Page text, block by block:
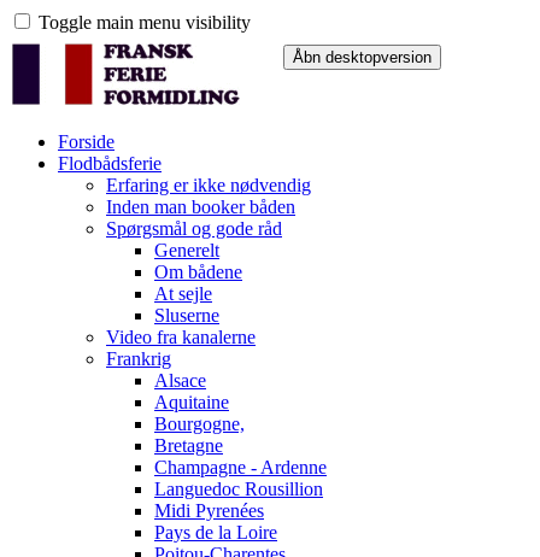
Toggle main menu visibility
Forside
Flodbådsferie
Erfaring er ikke nødvendig
Inden man booker båden
Spørgsmål og gode råd
Generelt
Om bådene
At sejle
Sluserne
Video fra kanalerne
Frankrig
Alsace
Aquitaine
Bourgogne,
Bretagne
Champagne - Ardenne
Languedoc Rousillion
Midi Pyrenées
Pays de la Loire